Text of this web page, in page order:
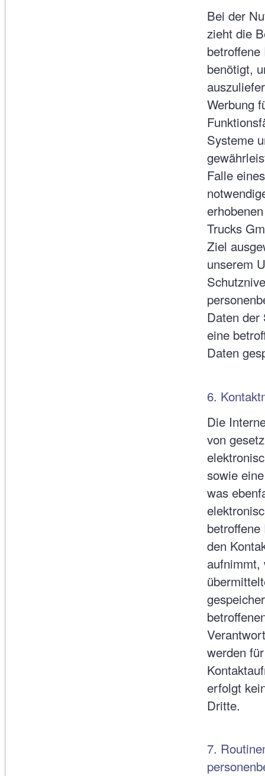
Bei der
zieht die
benötigt,
Werbung
Systeme
Falle
Trucks
Ziel
unserem
Daten der
eine
Daten
6.
Die
von
sowie
was
den
aufnimmt,
werden
erfolgt
Dritte.
7.